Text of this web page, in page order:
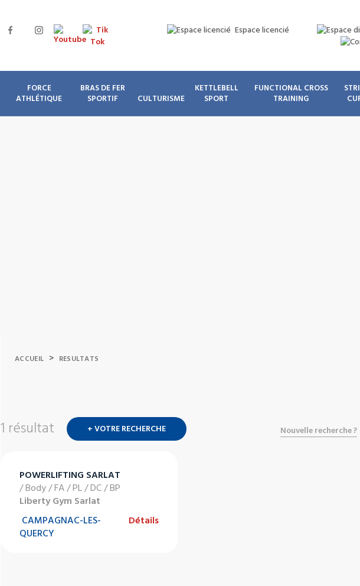
Espace licencié
FORCE
ATHLÉTIQUE
BRAS DE FER
SPORTIF
CULTURISME
KETTLEBELL
SPORT
FUNCTIONAL CROSS
TRAINING
ACCUEIL > RESULTATS
1 résultat + VOTRE RECHERCHE Nouvelle recherche ?
POWERLIFTING SARLAT
/ Body / FA / PL / DC / BP
Liberty Gym Sarlat
CAMPAGNAC-LES-
QUERCY
Détails